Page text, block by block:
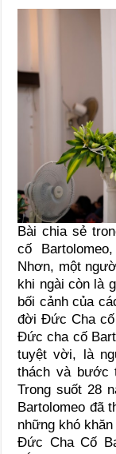
Bài chia sẻ
cố
Nhơn, một
khi ngài còn là
bối cảnh của
đời Đức Cha cố
Đức cha cố
tuyệt vời, là
thách và bước
Trong suốt 28
Bartolomeo đã
những khó
Đức Cha Cố